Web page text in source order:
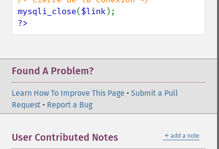
mysqli_close($link
?>
Found A Problem?
Learn How To Improve This Page • Submit a Pull
Request • Report a Bug
＋ add a note
User Contributed Notes